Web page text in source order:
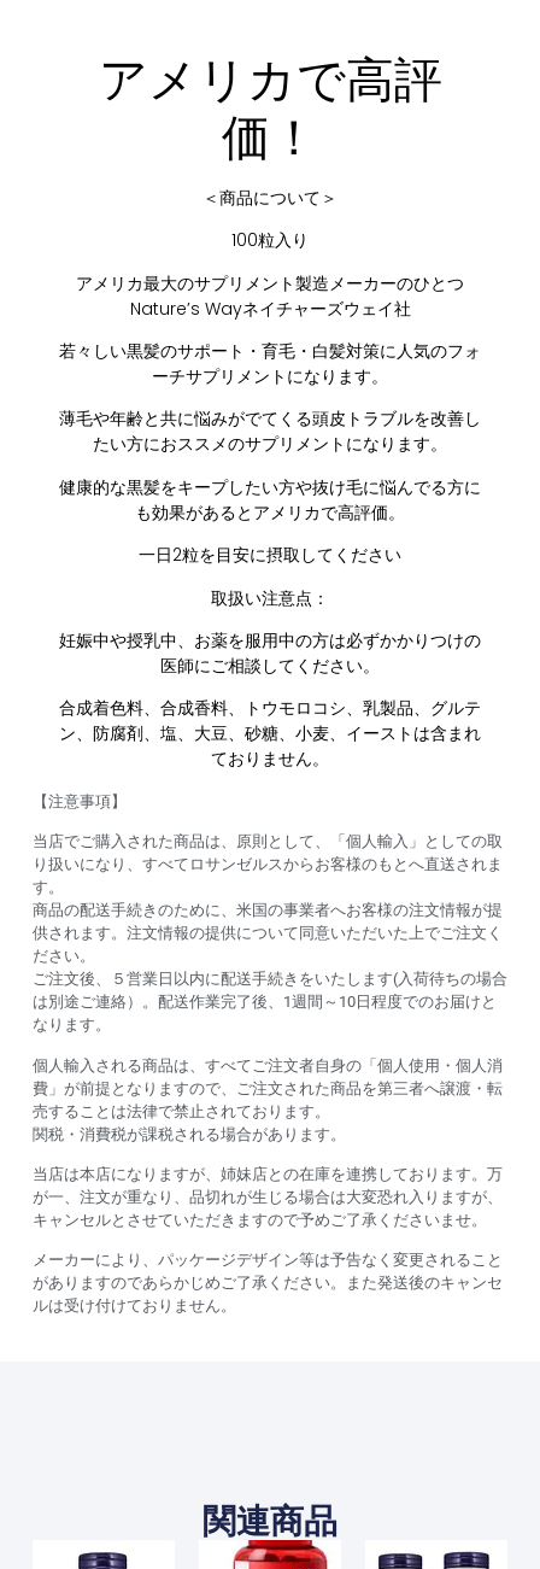
アメリカで高評
価！
＜商品について＞
100粒入り
アメリカ最大のサプリメント製造メーカーのひとつ
Nature’s Wayネイチャーズウェイ社
若々しい黒髪のサポート・育毛・白髪対策に人気のフォ
ーチサプリメントになります。
薄毛や年齢と共に悩みがでてくる頭皮トラブルを改善し
たい方におススメのサプリメントになります。
健康的な黒髪をキープしたい方や抜け毛に悩んでる方に
も効果があるとアメリカで高評価。
一日2粒を目安に摂取してください
取扱い注意点：
妊娠中や授乳中、お薬を服用中の方は必ずかかりつけの
医師にご相談してください。
合成着色料、合成香料、トウモロコシ、乳製品、グルテ
ン、防腐剤、塩、大豆、砂糖、小麦、イーストは含まれ
ておりません。
【注意事項】
当店でご購入された商品は、原則として、「個人輸入」としての取
り扱いになり、すべてロサンゼルスからお客様のもとへ直送されま
す。
商品の配送手続きのために、米国の事業者へお客様の注文情報が提
供されます。注文情報の提供について同意いただいた上でご注文く
ださい。
ご注文後、５営業日以内に配送手続きをいたします(入荷待ちの場合
は別途ご連絡）。配送作業完了後、1週間～10日程度でのお届けと
なります。
個人輸入される商品は、すべてご注文者自身の「個人使用・個人消
費」が前提となりますので、ご注文された商品を第三者へ譲渡・転
売することは法律で禁止されております。
関税・消費税が課税される場合があります。
当店は本店になりますが、姉妹店との在庫を連携しております。万
が一、注文が重なり、品切れが生じる場合は大変恐れ入りますが、
キャンセルとさせていただきますので予めご了承くださいませ。
メーカーにより、パッケージデザイン等は予告なく変更されること
がありますのであらかじめご了承ください。また発送後のキャンセ
ルは受け付けておりません。
関連商品